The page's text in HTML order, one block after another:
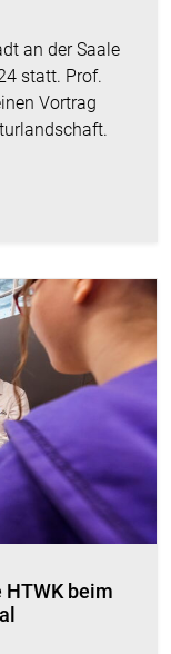
an der Saale
statt. Prof.
Vortrag
beim